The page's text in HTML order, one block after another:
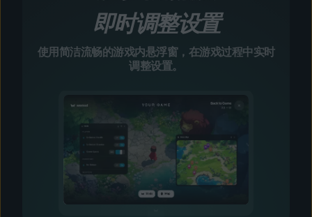
即时调整设置
使用简洁流畅的游戏内悬浮窗，在游戏过程中实时
调整设置。